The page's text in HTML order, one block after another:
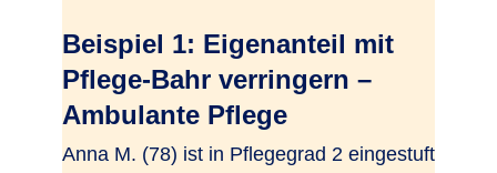
Beispiel 1: Eigenanteil mit
Pflege-Bahr verringern –
Ambulante Pflege
Anna M. (78) ist in Pflegegrad 2 eingestuft